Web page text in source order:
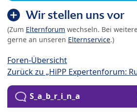
Wir stellen uns vor
(Zum Elternforum wechseln. Bei
gerne an unseren Elternservice.)
Foren-Übersicht
Zurück zu „HiPP Expertenforum:
S_a_b_r_i_n_a